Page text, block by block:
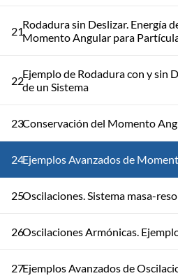
21Rodadura sin Deslizar. Energía
Momento Angular para
22Ejemplo de Rodadura con y sin
de un Sistema
23Conservación del Momento
24Ejemplos Avanzados de
25Oscilaciones. Sistema masa-
26Oscilaciones Armónicas.
27Ejemplos Avanzados de